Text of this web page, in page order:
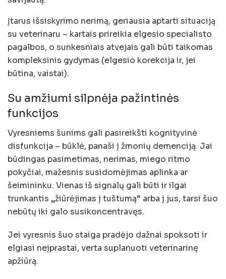
Įtarus išsiskyrimo nerimą, geriausia aptarti situaciją
su veterinaru – kartais prireikia elgesio specialisto
pagalbos, o sunkesniais atvejais gali būti taikomas
kompleksinis gydymas (elgesio korekcija ir, jei
būtina, vaistai).
Su amžiumi silpnėja pažintinės
funkcijos
Vyresniems šunims gali pasireikšti kognityvinė
disfunkcija – būklė, panaši į žmonių demenciją. Jai
būdingas pasimetimas, nerimas, miego ritmo
pokyčiai, mažesnis susidomėjimas aplinka ar
šeimininku. Vienas iš signalų gali būti ir ilgai
trunkantis „žiūrėjimas į tuštumą“ arba į jus, tarsi šuo
nebūtų iki galo susikoncentravęs.
Jei vyresnis šuo staiga pradėjo dažnai spoksoti ir
elgiasi neįprastai, verta suplanuoti veterinarinę
apžiūrą.